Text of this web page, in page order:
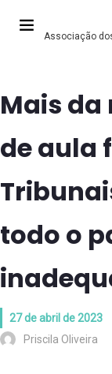
Associação
Mais da
de aula
todo o
27 de abril de 2023
Priscila Oliveira